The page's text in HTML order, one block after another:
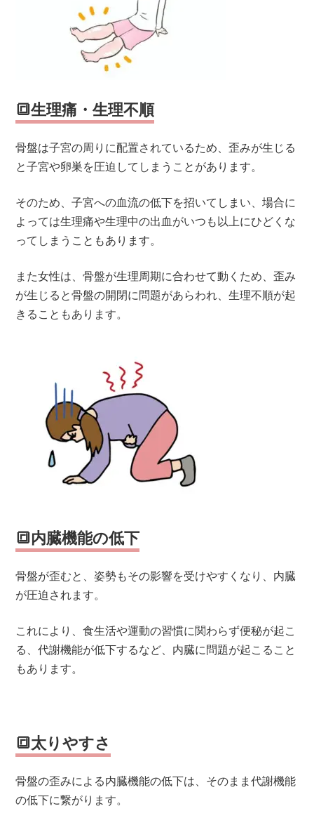
🔳生理痛・生理不順
骨盤は子宮の周りに配置されているため、歪みが生じる
と子宮や卵巣を圧迫してしまうことがあります。
そのため、子宮への血流の低下を招いてしまい、場合に
よっては生理痛や生理中の出血がいつも以上にひどくな
ってしまうこともあります。
また女性は、骨盤が生理周期に合わせて動くため、歪み
が生じると骨盤の開閉に問題があらわれ、生理不順が起
きることもあります。
🔳内臓機能の低下
骨盤が歪むと、姿勢もその影響を受けやすくなり、内臓
が圧迫されます。
これにより、食生活や運動の習慣に関わらず便秘が起こ
る、代謝機能が低下するなど、内臓に問題が起こること
もあります。
🔳太りやすさ
骨盤の歪みによる内臓機能の低下は、そのまま代謝機能
の低下に繋がります。